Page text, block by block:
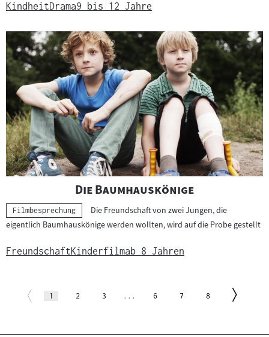
KindheitDrama9 bis 12 Jahre
"
Die Baumhauskönige"
Kategorie:
Filmbesprechung
Die Freundschaft von zwei Jungen, die
eigentlich Baumhauskönige werden wollten, wird auf die Probe gestellt
FreundschaftKinderfilmab 8 Jahren
Paginierung
ZurSeite
1 (aktuelle
Seite
2 Seite
3 ... Seite
6 Seite
7 Seite
8
Zur